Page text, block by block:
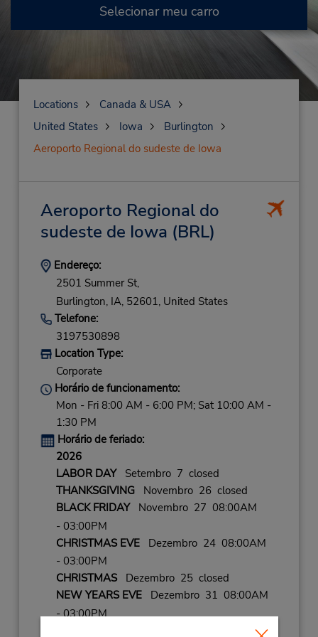
Selecionar meu carro
Locations
Canada & USA
United States
Iowa
Burlington
Aeroporto Regional do sudeste de Iowa
Aeroporto Regional do
sudeste de Iowa (BRL)
Endereço:
2501 Summer St,
Burlington, IA, 52601, United States
Telefone:
3197530898
Location Type:
Corporate
Horário de funcionamento:
Mon - Fri 8:00 AM - 6:00 PM; Sat 10:00 AM -
1:30 PM
Horário de feriado:
2026
LABOR DAYSetembro 7 closed
THANKSGIVINGNovembro 26 closed
BLACK FRIDAYNovembro 27 08:00AM
- 03:00PM
CHRISTMAS EVEDezembro 24 08:00AM
- 03:00PM
CHRISTMASDezembro 25 closed
NEW YEARS EVEDezembro 31 08:00AM
- 03:00PM